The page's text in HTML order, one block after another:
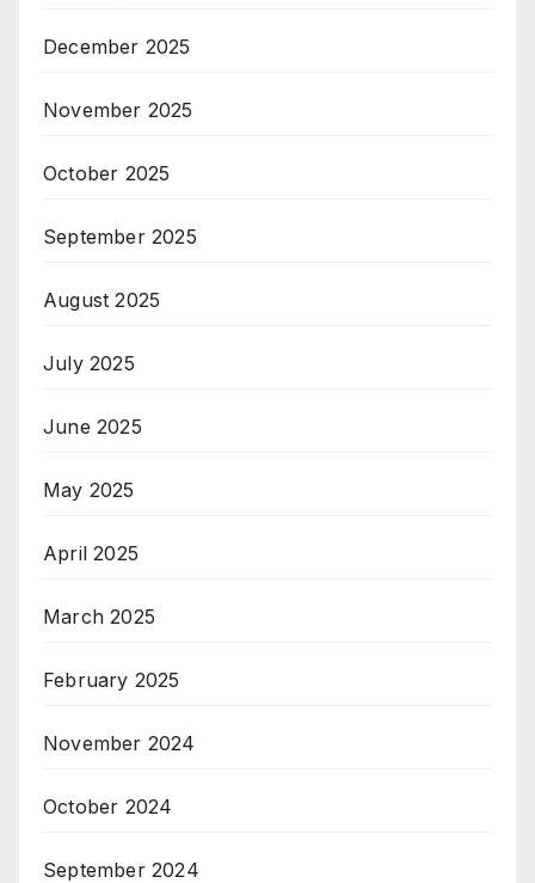
December 2025
November 2025
October 2025
September 2025
August 2025
July 2025
June 2025
May 2025
April 2025
March 2025
February 2025
November 2024
October 2024
September 2024